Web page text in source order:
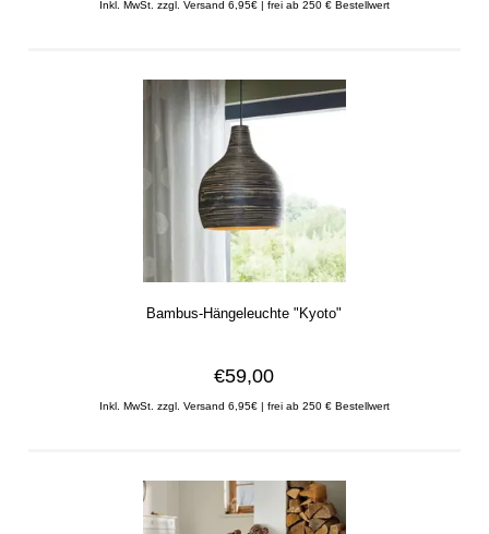
Inkl. MwSt. zzgl. Versand 6,95€ | frei ab 250 € Bestellwert
Bambus-Hängeleuchte "Kyoto"
€59,00
Inkl. MwSt. zzgl. Versand 6,95€ | frei ab 250 € Bestellwert